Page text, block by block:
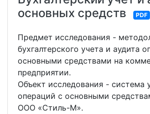
основных средств
PDF
Предмет исследования -
бухгалтерского учета и аудита
основными средствами на
предприятии.
Объект исследования - система
операций с основными
ООО «Стиль-М».